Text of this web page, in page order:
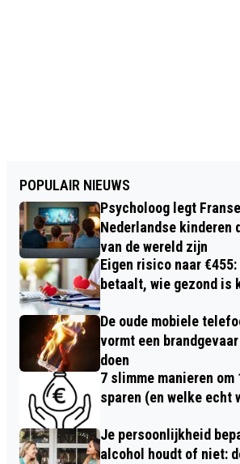
POPULAIR NIEUWS
Psycholoog legt
Nederlandse kinderen
van de wereld zijn
Eigen risico naar
betaalt, wie gezond is
De oude mobiele
vormt een
doen
7 slimme manieren om
sparen (en welke echt
Je persoonlijkheid
alcohol houdt of niet: